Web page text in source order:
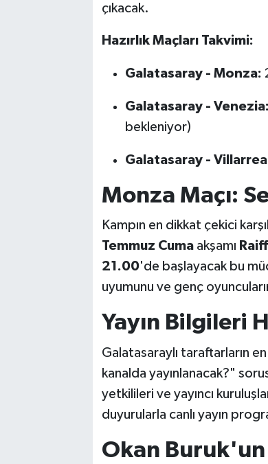
çıkacak.
Hazırlık Maçları Takvimi:
Galatasaray - Monza:
Galatasaray - Venezia:
bekleniyor)
Galatasaray -
Monza Maçı:
Kampın en dikkat çekici
Temmuz Cumaakşamı
21.00'de başlayacak bu
uyumunu ve genç
Yayın Bilgileri
Galatasaraylı taraftarların
kanalda yayınlanacak?"
yetkilileri ve yayıncı
duyurularla canlı yayın
Okan Buruk'un